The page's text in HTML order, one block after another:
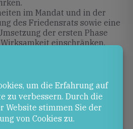
im Mandat und in der
des Friedensrats sowie eine
der ersten Phase
einschränken.
Phase des Friedensplans
wird, bleibt offen. Die
entscheidend von der
Mitglieder im